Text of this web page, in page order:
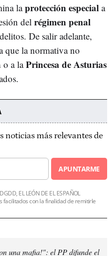
laprotección especial a
del régimen penal
De salir adelante,
que la normativa no
o a laPrincesa de Asturias
noticias más relevantes de
APUNTARME
EL LEÓN DE EL ESPAÑOL
facilitados con la finalidad de remitirle
una mafia!": el PP difunde el